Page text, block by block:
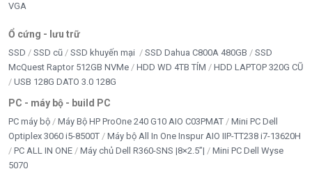
VGA
Ổ cứng - lưu trữ
SSD SSD cũ SSD khuyến mại SSD Dahua C800A 480GB
SSD
McQuest Raptor 512GB NVMe
HDD WD 4TB TÍM
HDD LAPTOP 320G CŨ
USB 128G DATO 3.0 128G
PC - máy bộ - build PC
PC máy bộ Máy Bộ HP ProOne 240 G10 AIO C03PMAT
Mini PC Dell
Optiplex 3060 i5-8500T
Máy bộ All In One Inspur AIO IIP-TT238 i7-13620H
PC ALL IN ONE
Máy chủ Dell R360-SNS |8×2.5”|
Mini PC Dell Wyse
5070